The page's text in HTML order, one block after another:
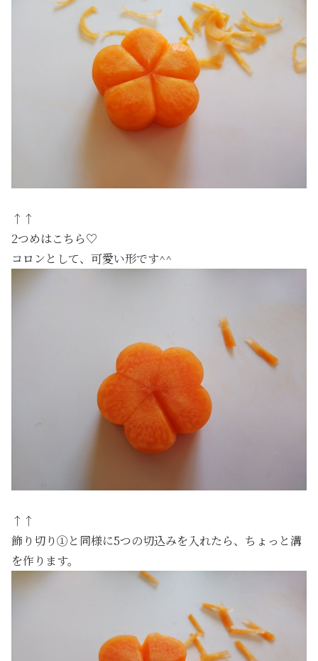
↑↑
2つめはこちら♡
コロンとして、可愛い形です^^
↑↑
飾り切り①と同様に5つの切込みを入れたら、ちょっと溝
を作ります。